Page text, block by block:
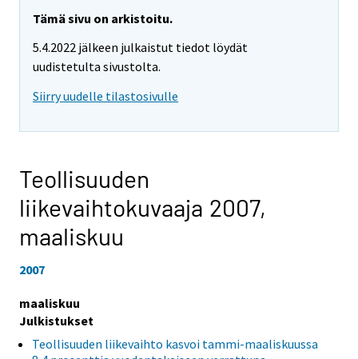
Tämä sivu on arkistoitu.
5.4.2022 jälkeen julkaistut tiedot löydät
uudistetulta sivustolta.
Siirry uudelle tilastosivulle
Teollisuuden
liikevaihtokuvaaja 2007,
maaliskuu
2007
maaliskuu
Julkistukset
Teollisuuden liikevaihto kasvoi tammi-maaliskuussa